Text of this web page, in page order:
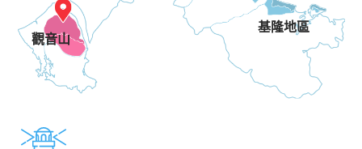
觀音山
基隆地區